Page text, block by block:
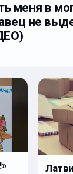
меня в
не